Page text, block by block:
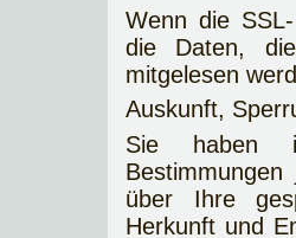
Wenn die
die Daten,
mitgelesen
Auskunft,
Sie haben
über Ihre
Herkunft und